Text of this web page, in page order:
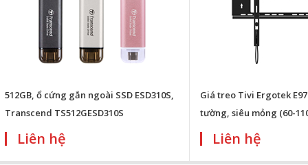
512GB, ổ cứng gắn ngoài SSD ESD310S,
Transcend TS512GESD310S
Liên hệ
Giá treo Tivi Ergotek
tường, siêu mỏng (60-
Liên hệ